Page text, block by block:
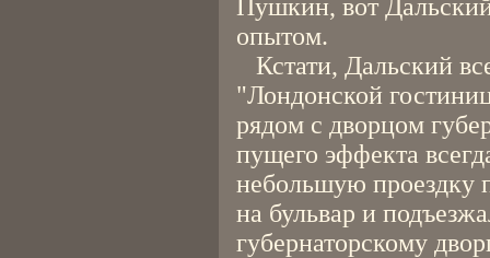
Пушкин, вот
опытом.
Кстати, Дальский
"Лондонской
рядом с дворцом
пущего эффекта
небольшую проездку
на бульвар и
губернаторскому